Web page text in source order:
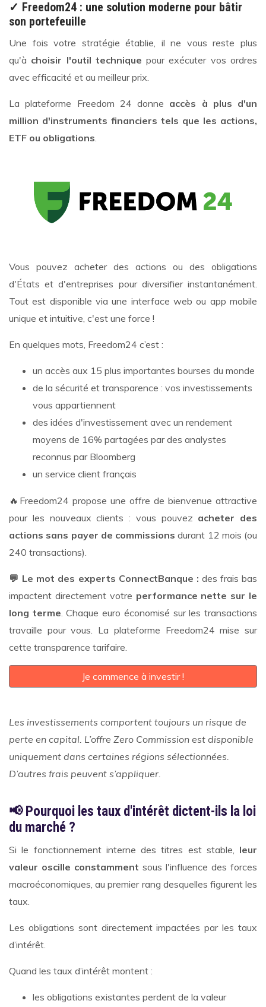
✓ Freedom24 : une solution moderne pour bâtir
son portefeuille
Une fois votre stratégie établie, il ne vous reste plus
qu'à choisir l'outil technique pour exécuter vos ordres
avec efficacité et au meilleur prix.
La plateforme Freedom 24 donne accès à plus d'un
million d'instruments financiers tels que les actions,
ETF ou obligations
Vous pouvez acheter des actions ou des obligations
d'États et d'entreprises pour diversifier instantanément.
Tout est disponible via une interface web ou app mobile
unique et intuitive, c'est une force !
En quelques mots, Freedom24 c’est :
un accès aux 15 plus importantes bourses du monde
de la sécurité et transparence : vos investissements
vous appartiennent
des idées d'investissement avec un rendement
moyens de 16% partagées par des analystes
reconnus par Bloomberg
un service client français
🔥 Freedom24 propose une offre de bienvenue attractive
pour les nouveaux clients : vous pouvez acheter des
actions sans payer de commissions durant 12 mois (ou
240 transactions).
💬 Le mot des experts ConnectBanque : des frais bas
impactent directement votre performance nette sur le
long terme . Chaque euro économisé sur les transactions
travaille pour vous. La plateforme Freedom24 mise sur
cette transparence tarifaire.
Je commence à investir !
Les investissements comportent toujours un risque de
perte en capital. L’offre Zero Commission est disponible
uniquement dans certaines régions sélectionnées.
D’autres frais peuvent s’appliquer.
📢 Pourquoi les taux d'intérêt dictent-ils la loi
du marché ?
Si le fonctionnement interne des titres est stable, leur
valeur oscille constamment sous l'influence des forces
macroéconomiques, au premier rang desquelles figurent les
taux.
Les obligations sont directement impactées par les taux
d’intérêt.
Quand les taux d’intérêt montent :
les obligations existantes perdent de la valeur